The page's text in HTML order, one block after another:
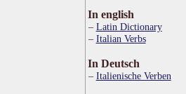
In english
Latin Dictionary
Italian Verbs
In Deutsch
Italienische Verben